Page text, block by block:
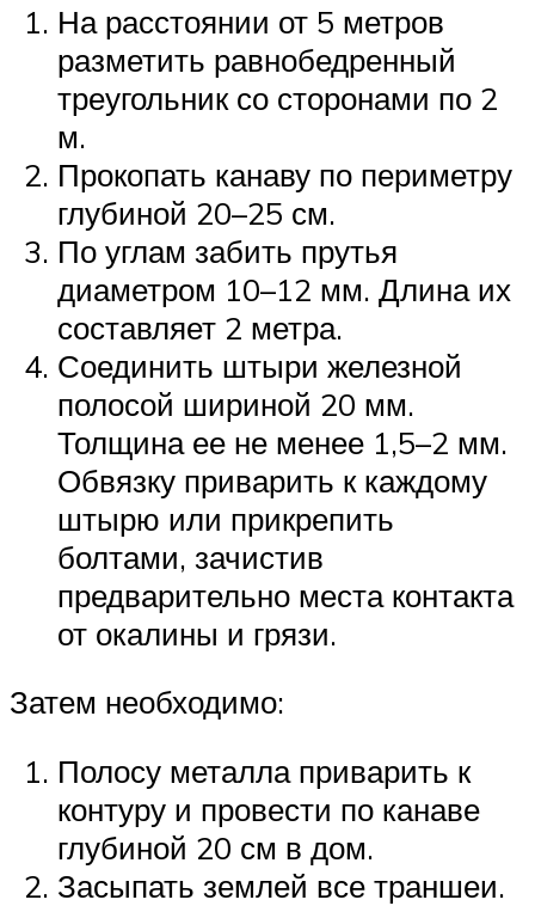
На расстоянии от 5 метров
разметить равнобедренный
треугольник со сторонами по 2
м.
Прокопать канаву по периметру
глубиной 20–25 см.
По углам забить прутья
диаметром 10–12 мм. Длина их
составляет 2 метра.
Соединить штыри железной
полосой шириной 20 мм.
Толщина ее не менее 1,5–2 мм.
Обвязку приварить к каждому
штырю или прикрепить
болтами, зачистив
предварительно места контакта
от окалины и грязи.
Затем необходимо:
Полосу металла приварить к
контуру и провести по канаве
глубиной 20 см в дом.
Засыпать землей все траншеи.